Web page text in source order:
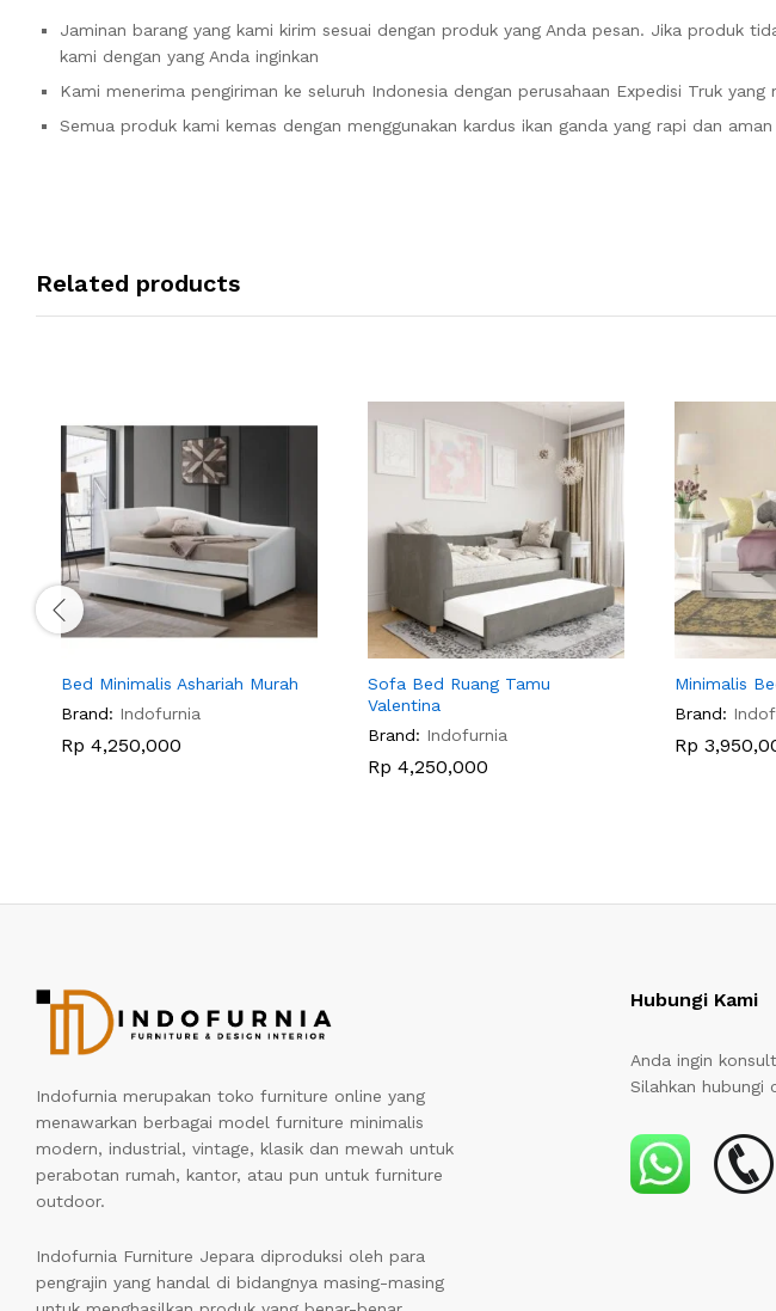
Jaminan barang yang kami kirim sesuai dengan produk yang Anda pesan. Jika produk
kami dengan yang Anda inginkan
Kami menerima pengiriman ke seluruh Indonesia dengan perusahaan Expedisi Truk yang
Semua produk kami kemas dengan menggunakan kardus ikan ganda yang rapi dan aman
Related products
Bed Minimalis Ashariah Murah
Brand: Indofurnia
Rp 4,250,000
Sofa Bed Ruang Tamu
Valentina
Brand: Indofurnia
Rp 4,250,000
Minimalis
Brand:
Rp
Indofurnia merupakan toko furniture online yang
menawarkan berbagai model furniture minimalis
modern, industrial, vintage, klasik dan mewah untuk
perabotan rumah, kantor, atau pun untuk furniture
outdoor.
Indofurnia Furniture Jepara diproduksi oleh para
pengrajin yang handal di bidangnya masing-masing
Hubungi Kami
Anda ingin
Silahkan hubungi